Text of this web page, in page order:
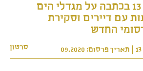
חדשות ערוץ 13 בכתבה על מגדלי הים
עם דיירים וסקירת
החדש
תאריך פרסום: 09.2020 סרטון